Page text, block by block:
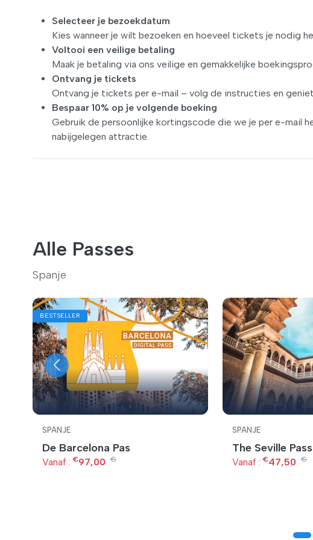
Selecteer je bezoekdatum
Kies wanneer je wilt bezoeken en hoeveel tickets je nodig
Voltooi een veilige betaling
Maak je betaling via ons veilige en gemakkelijke
Ontvang je tickets
Ontvang je tickets per e-mail – volg de instructies en
Bespaar 10% op je volgende boeking
Gebruik de persoonlijke kortingscode die we je per e-mail
nabijgelegen attractie.
Alle Passes
Spanje
BESTSELLER
SPANJE
De Barcelona Pas
Vanaf : €97,00 €
SPANJE
The Seville Pass
Vanaf : €47,50 €